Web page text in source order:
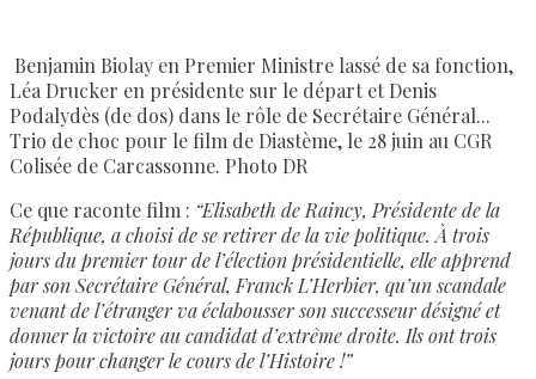
Benjamin Biolay en Premier Ministre lassé de sa fonction,
Léa Drucker en présidente sur le départ et Denis
Podalydès (de dos) dans le rôle de Secrétaire Général...
Trio de choc pour le film de Diastème, le 28 juin au CGR
Colisée de Carcassonne. Photo DR
Ce que raconte film : “Elisabeth de Raincy, Présidente de la
République, a choisi de se retirer de la vie politique. À trois
jours du premier tour de l’élection présidentielle, elle apprend
par son Secrétaire Général, Franck L’Herbier, qu’un scandale
venant de l’étranger va éclabousser son successeur désigné et
donner la victoire au candidat d’extrême droite. Ils ont trois
jours pour changer le cours de l’Histoire !”